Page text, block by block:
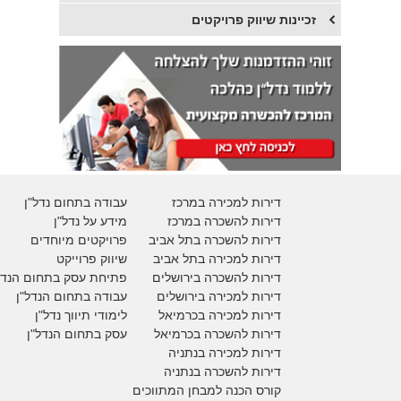
זכיינות שיווק פרויקטים
דירות למכירה במרכז
דירות להשכרה במרכז
דירות להשכרה בתל אביב
דירות למכירה בתל אביב
דירות להשכרה בירושלים
דירות למכירה בירושלים
דירות למכירהבכרמיאל
דירות להשכרהבכרמיאל
דירות למכירה בנתניה
דירות להשכרה בנתניה
קורס הכנה למבחן המתווכים
עבודה בתחום נדל"ן
מידע על נדל"ן
פרויקטים מיוחדים
שיווק פרוייקט
פתיחת עסק בתחום
עבודה בתחום הנדל"ן
לימודי תיווך נדל"ן
עסק בתחום הנדל"ן